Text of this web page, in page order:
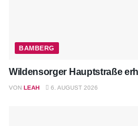
BAMBERG
Wildensorger Hauptstraße
VON LEAH 6. AUGUST 2026